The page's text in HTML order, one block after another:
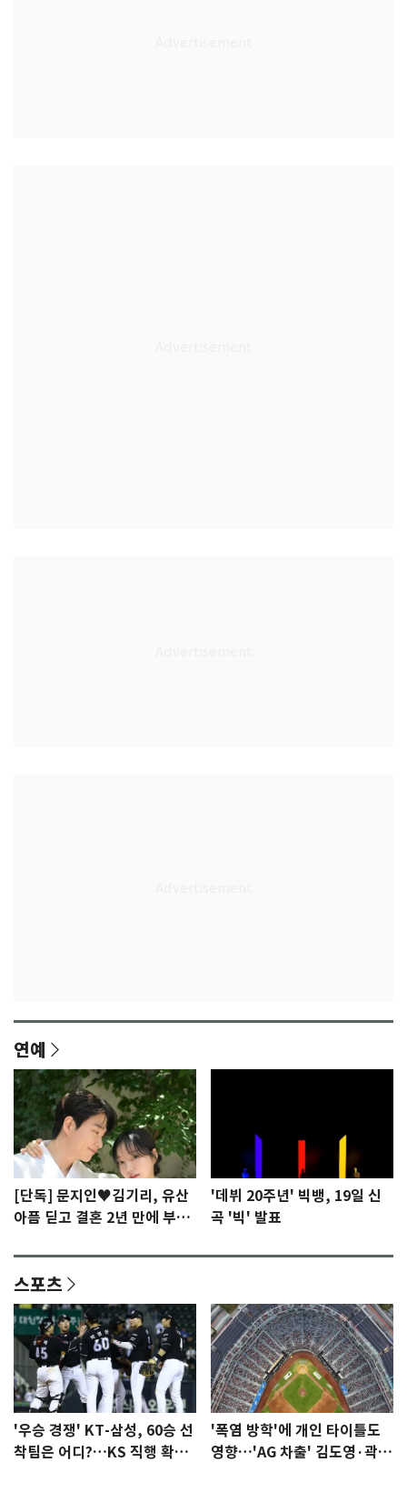
연예
[단독] 문지인♥김기리, 유산
아픔 딛고 결혼 2년 만에 부모
'데뷔 20주년' 빅뱅, 19일 신
곡 '빅' 발표
스포츠
'우승 경쟁' KT-삼성, 60승 선
착팀은 어디?…KS 직행 확률
'폭염 방학'에 개인 타이틀도
영향…'AG 차출' 김도영·곽빈